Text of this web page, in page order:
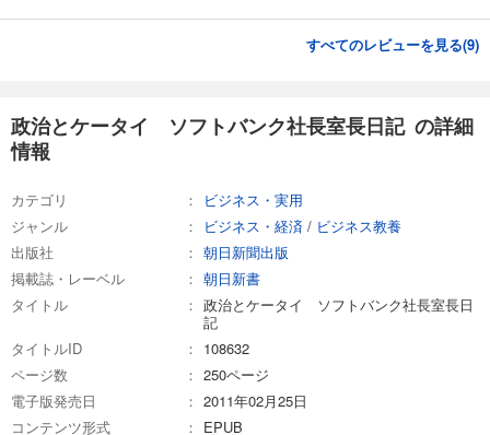
すべてのレビューを見る(9)
政治とケータイ ソフトバンク社長室長日記 の詳細
情報
カテゴリ
ビジネス・実用
ジャンル
ビジネス・経済 / ビジネス教養
出版社
朝日新聞出版
掲載誌・レーベル
朝日新書
タイトル
政治とケータイ ソフトバンク社長室長日
記
タイトルID
108632
ページ数
250ページ
電子版発売日
2011年02月25日
コンテンツ形式
EPUB